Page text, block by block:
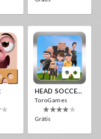
HEAD SOCCER VR
ToroGames
Grátis